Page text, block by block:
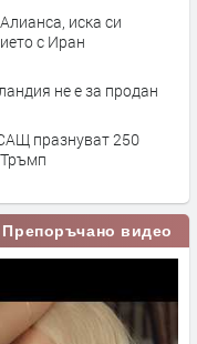
иска си
с Иран
не е за продан
празнуват 250
Препоръчано видео